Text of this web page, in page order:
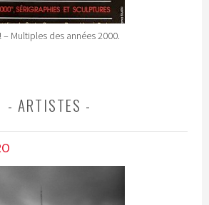
– Multiples des années 2000.
ARTISTES